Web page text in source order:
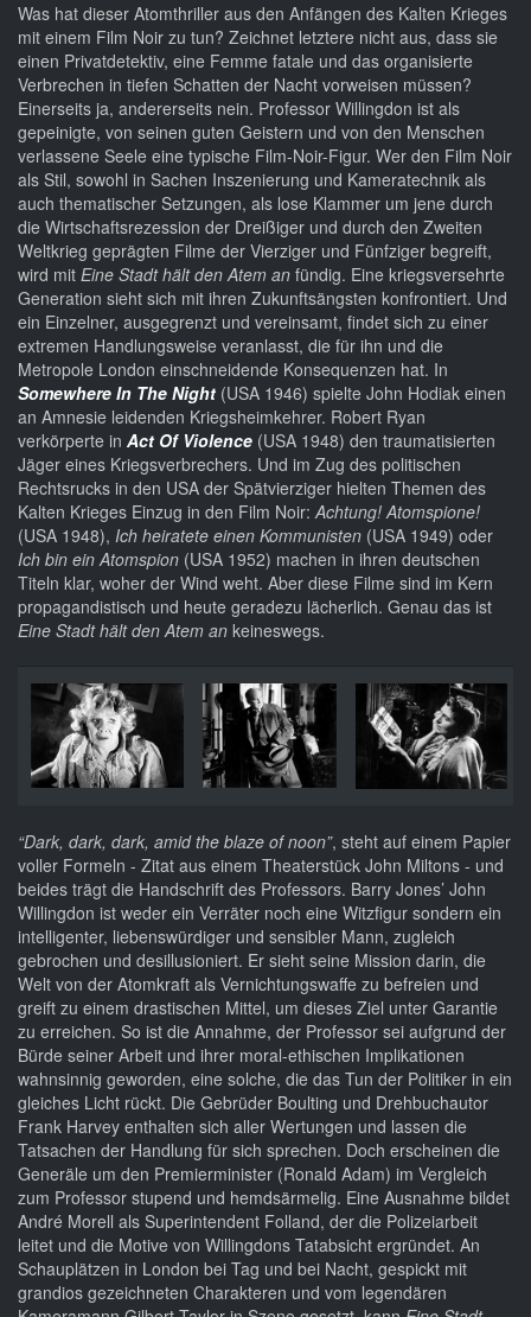
Was hat dieser Atomthriller aus den Anfängen des Kalten Krieges
mit einem Film Noir zu tun? Zeichnet letztere nicht aus, dass sie
einen Privatdetektiv, eine Femme fatale und das organisierte
Verbrechen in tiefen Schatten der Nacht vorweisen müssen?
Einerseits ja, andererseits nein. Professor Willingdon ist als
gepeinigte, von seinen guten Geistern und von den Menschen
verlassene Seele eine typische Film-Noir-Figur. Wer den Film Noir
als Stil, sowohl in Sachen Inszenierung und Kameratechnik als
auch thematischer Setzungen, als lose Klammer um jene durch
die Wirtschaftsrezession der Dreißiger und durch den Zweiten
Weltkrieg geprägten Filme der Vierziger und Fünfziger begreift,
wird mit Eine Stadt hält den Atem an fündig. Eine kriegsversehrte
Generation sieht sich mit ihren Zukunftsängsten konfrontiert. Und
ein Einzelner, ausgegrenzt und vereinsamt, findet sich zu einer
extremen Handlungsweise veranlasst, die für ihn und die
Metropole London einschneidende Konsequenzen hat. In
Somewhere In The Night (USA 1946) spielte John Hodiak einen
an Amnesie leidenden Kriegsheimkehrer. Robert Ryan
verkörperte in Act Of Violence (USA 1948) den traumatisierten
Jäger eines Kriegsverbrechers. Und im Zug des politischen
Rechtsrucks in den USA der Spätvierziger hielten Themen des
Kalten Krieges Einzug in den Film Noir:Achtung! Atomspione!
(USA 1948), Ich heiratete einen Kommunisten (USA 1949) oder
Ich bin ein Atomspion (USA 1952) machen in ihren deutschen
Titeln klar, woher der Wind weht. Aber diese Filme sind im Kern
propagandistisch und heute geradezu lächerlich. Genau das ist
Eine Stadt hält den Atem an keineswegs.
“Dark, dark, dark, amid the blaze of noon”, steht auf einem Papier
voller Formeln - Zitat aus einem Theaterstück John Miltons - und
beides trägt die Handschrift des Professors. Barry Jones’ John
Willingdon ist weder ein Verräter noch eine Witzfigur sondern ein
intelligenter, liebenswürdiger und sensibler Mann, zugleich
gebrochen und desillusioniert. Er sieht seine Mission darin, die
Welt von der Atomkraft als Vernichtungswaffe zu befreien und
greift zu einem drastischen Mittel, um dieses Ziel unter Garantie
zu erreichen. So ist die Annahme, der Professor sei aufgrund der
Bürde seiner Arbeit und ihrer moral-ethischen Implikationen
wahnsinnig geworden, eine solche, die das Tun der Politiker in ein
gleiches Licht rückt. Die Gebrüder Boulting und Drehbuchautor
Frank Harvey enthalten sich aller Wertungen und lassen die
Tatsachen der Handlung für sich sprechen. Doch erscheinen die
Generäle um den Premierminister (Ronald Adam) im Vergleich
zum Professor stupend und hemdsärmelig. Eine Ausnahme bildet
André Morell als Superintendent Folland, der die Polizeiarbeit
leitet und die Motive von Willingdons Tatabsicht ergründet. An
Schauplätzen in London bei Tag und bei Nacht, gespickt mit
grandios gezeichneten Charakteren und vom legendären